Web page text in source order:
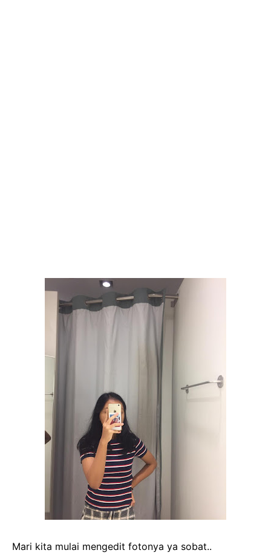
Mari kita mulai mengedit fotonya ya sobat..